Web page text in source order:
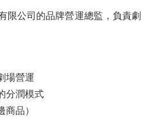
限公司的品牌營運總監，負責劇
場營運
分潤模式
品）